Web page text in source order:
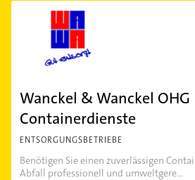
Wanckel & Wanckel OHG
Containerdienste
ENTSORGUNGSBETRIEBE
Benötigen Sie einen zuverlässigen
Abfall professionell und umweltgere...